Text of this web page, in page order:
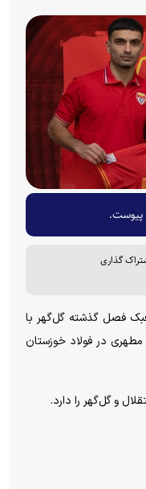
پیوست.
گذاری
فصل گذشته گل‌گهر با
در فولاد خوزستان
و گل‌گهر را دارد.